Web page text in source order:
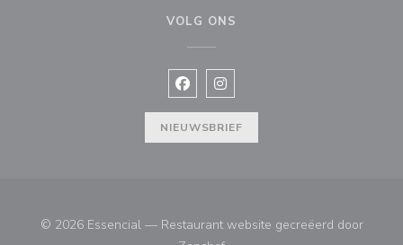
VOLG ONS
Facebook ((opent in een nieuw
Instagram ((opent in een
NIEUWSBRIEF
© 2026 Essencial — Restaurant website gecreëerd door